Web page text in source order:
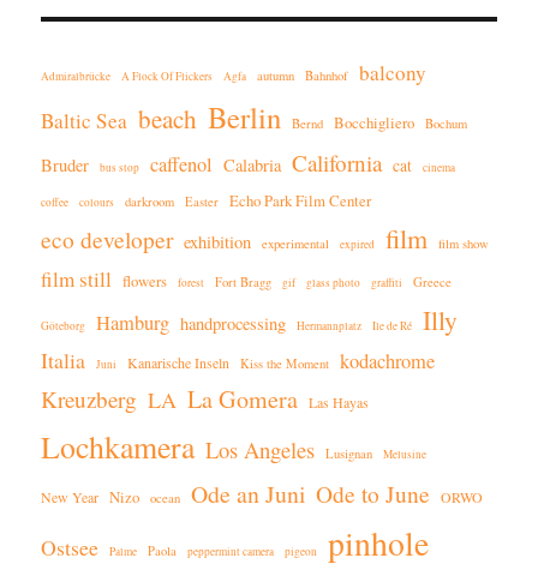
Admiralbrücke A Flock Of Flickers Agfa autumn Bahnhof
balcony
Baltic Sea beach Berlin Bernd Bocchigliero Bochum
Bruder bus stop caffenol Calabria California cat cinema
coffee colours darkroom Easter Echo Park Film Center
eco developer exhibition experimental expired film film show
film still flowers forest Fort Bragg gif glass photo graffiti Greece
Göteborg Hamburg handprocessing Hermannplatz Ile de Ré Illy
Italia Juni Kanarische Inseln Kiss the Moment kodachrome
Kreuzberg LA La Gomera Las Hayas
Lochkamera Los Angeles Lusignan Melusine
New Year Nizo ocean Ode an Juni Ode to June ORWO
Ostsee Palme Paola peppermint camera pigeon pinhole